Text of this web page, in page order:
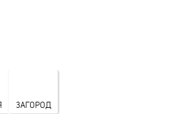
ЗАГОРОД